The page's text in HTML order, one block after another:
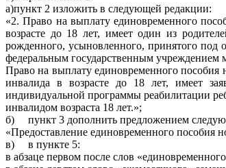
а)пункт 2 изложить в следующей редакции:
«2. Право на выплату единовременного
возрасте до 18 лет, имеет один из
рожденного, усыновленного, принятого под
федеральным государственным учреждением
Право на выплату единовременного пособия
инвалида в возрасте до 18 лет, имеет
индивидуальной программы реабилитации
инвалидом возраста 18 лет.»;
б)
пункт 3 дополнить предложением
«Предоставление единовременного пособия
в)
в пункте 5:
в абзаце первом после слов